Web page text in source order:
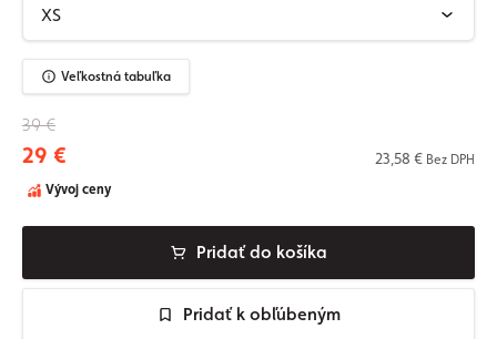
Veľkostná tabuľka
39 €
29 € 23,58 € Bez DPH
Vývoj ceny
Pridať do košíka
Pridať k obľúbeným